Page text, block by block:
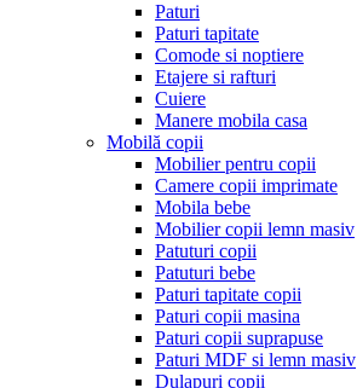
Paturi
Paturi tapitate
Comode si noptiere
Etajere si rafturi
Cuiere
Manere mobila casa
Mobilă copii
Mobilier pentru copii
Camere copii imprimate
Mobila bebe
Mobilier copii lemn masiv
Patuturi copii
Patuturi bebe
Paturi tapitate copii
Paturi copii masina
Paturi copii suprapuse
Paturi MDF si lemn masiv
Dulapuri copii